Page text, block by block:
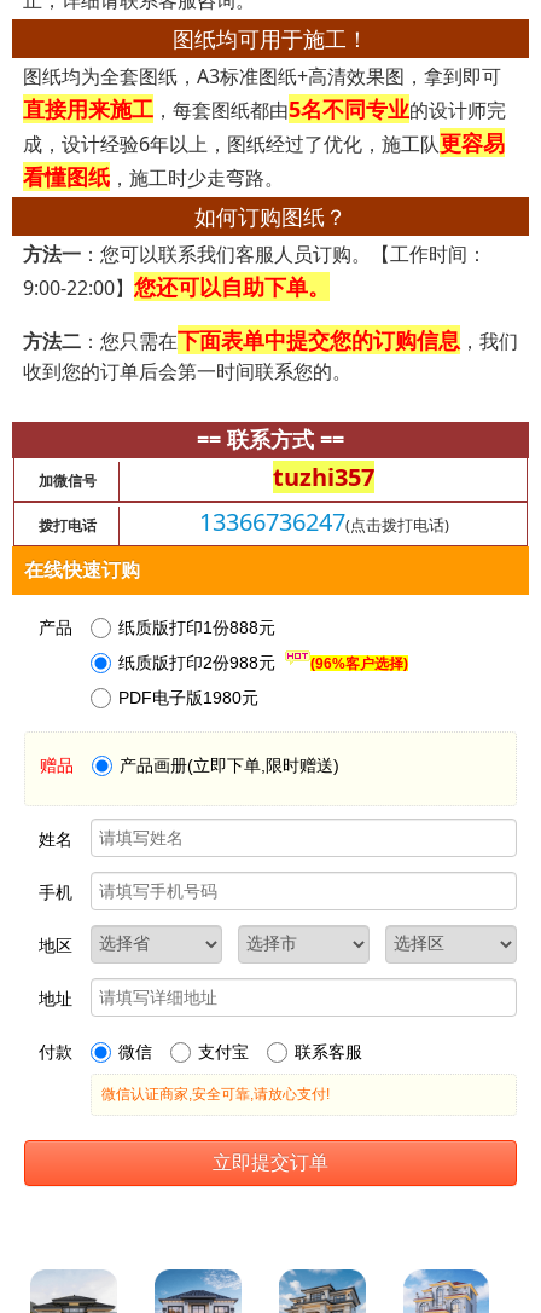
图纸均可用于施工！
图纸均为全套图纸，A3标准图纸+高清效果图，拿到即可
直接用来施工，每套图纸都由5名不同专业的设计师完
成，设计经验6年以上，图纸经过了优化，施工队更容易
看懂图纸，施工时少走弯路。
如何订购图纸？
方法一：您可以联系我们客服人员订购。【工作时间：
9:00-22:00】 您还可以自助下单。
方法二：您只需在下面表单中提交您的订购信息，我们
收到您的订单后会第一时间联系您的。
== 联系方式 ==
加微信号 tuzhi357
拨打电话 13366736247(点击拨打电话)